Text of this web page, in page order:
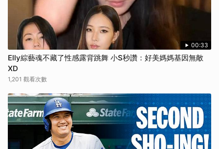
00:33
Elly綜藝魂不藏了性感露背跳舞 小S秒讚：好美媽媽基因無敵
XD
1,201 觀看次數